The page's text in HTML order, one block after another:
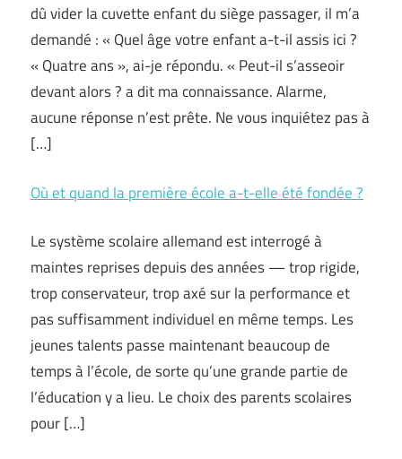
dû vider la cuvette enfant du siège passager, il m’a
demandé : « Quel âge votre enfant a-t-il assis ici ?
« Quatre ans », ai-je répondu. « Peut-il s’asseoir
devant alors ? a dit ma connaissance. Alarme,
aucune réponse n’est prête. Ne vous inquiétez pas à
[…]
Où et quand la première école a-t-elle été fondée ?
Le système scolaire allemand est interrogé à
maintes reprises depuis des années — trop rigide,
trop conservateur, trop axé sur la performance et
pas suffisamment individuel en même temps. Les
jeunes talents passe maintenant beaucoup de
temps à l’école, de sorte qu’une grande partie de
l’éducation y a lieu. Le choix des parents scolaires
pour […]